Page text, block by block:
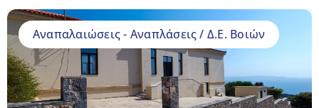
Aναπαλαιώσεις - Αναπλάσεις / Δ.Ε. Βοιών